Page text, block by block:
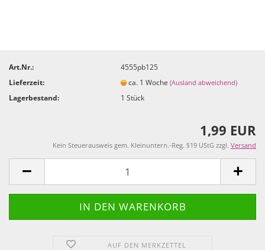
Art.Nr.:
4555pb125
Lieferzeit:
ca. 1 Woche(Ausland abweichend)
Lagerbestand: 1Stück
1,99 EUR
Kein Steuerausweis gem. Kleinuntern.-Reg. §19 UStG zzgl. Versand
AUF DEN MERKZETTEL